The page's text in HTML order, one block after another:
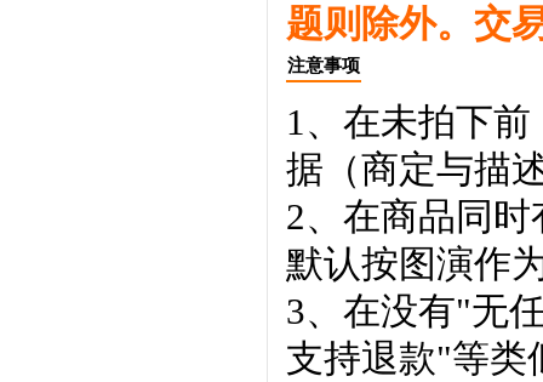
题则除外。交
注意事项
1、在未拍下
据（商定与描
2、在商品同
默认按图演作
3、在没有"无
支持退款"等类